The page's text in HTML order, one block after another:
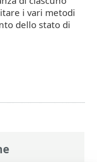
i vari metodi
dello stato di